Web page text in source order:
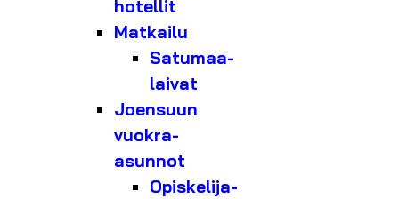
hotellit
Matkailu
Satumaa-
laivat
Joensuun
vuokra-
asunnot
Opiskelija-